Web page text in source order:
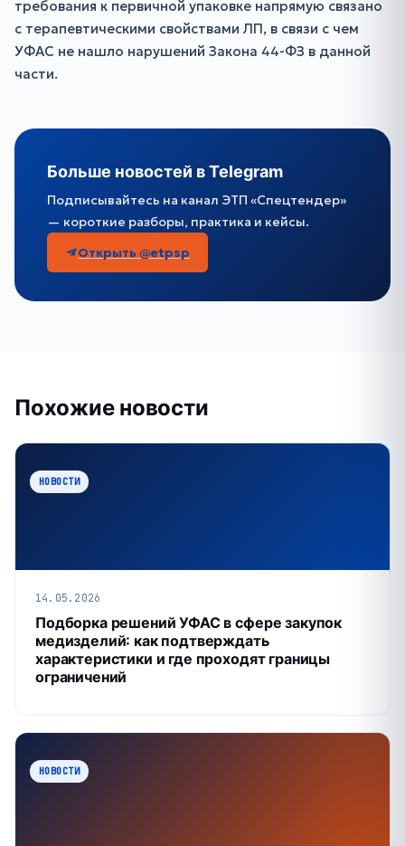
требования к первичной упаковке напрямую связано
с терапевтическими свойствами ЛП, в связи с чем
УФАС не нашло нарушений Закона 44-ФЗ в данной
части.
Больше новостей в Telegram
Подписывайтесь на канал ЭТП «Спецтендер»
— короткие разборы, практика и кейсы.
Открыть @etpsp
Похожие новости
НОВОСТИ
14.05.2026
Подборка решений УФАС в сфере закупок
медизделий: как подтверждать
характеристики и где проходят границы
ограничений
НОВОСТИ